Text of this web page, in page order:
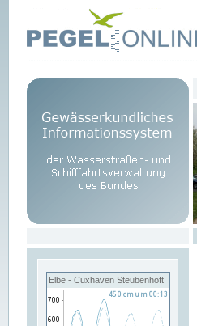
Elbe - Cuxhaven Steubenhöft